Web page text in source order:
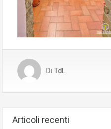
Di TdL
Articoli recenti